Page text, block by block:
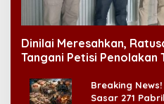
Dinilai Meresahkan,
Tangani Petisi Penolakan
Breaking
Sasar 271